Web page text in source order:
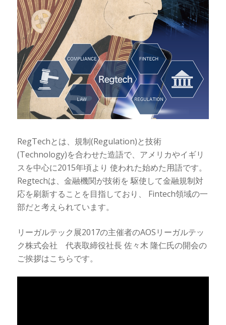
RegTechとは、規制(Regulation)と技術
(Technology)を合わせた造語で、アメリカやイギリ
スを中心に2015年頃より 使われた始めた用語です。
Regtechは、金融機関が技術を 駆使して金融規制対
応を刷新することを目指しており、 Fintech領域の一
部だと考えられています。
リーガルテック展2017の主催者のAOSリーガルテッ
ク株式会社 代表取締役社長 佐々木 隆仁氏の開会の
ご挨拶はこちらです。